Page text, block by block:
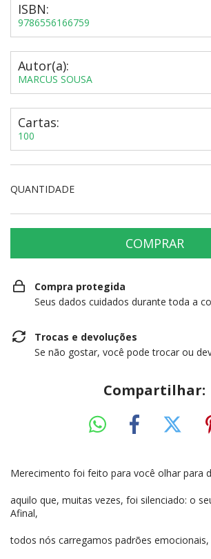
ISBN:
9786556166759
Autor(a):
MARCUS SOUSA
Cartas:
100
QUANTIDADE
Compra protegida
Seus dados cuidados durante toda a
Trocas e devoluções
Se não gostar, você pode trocar ou
Compartilhar:
Merecimento foi feito para você olhar para
aquilo que, muitas vezes, foi silenciado: o
Afinal,
todos nós carregamos padrões